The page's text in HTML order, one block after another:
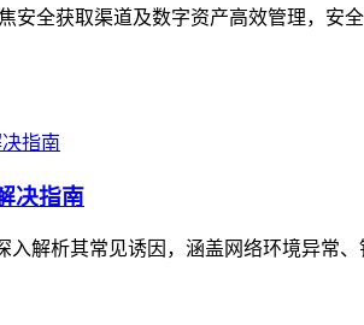
安全获取渠道及数字资产高效管理，
决指南
解析其常见诱因，涵盖网络环境异常